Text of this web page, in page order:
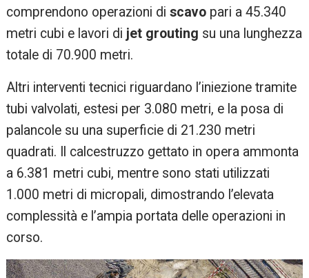
comprendono operazioni discavo pari a 45.340
metri cubi e lavori di jet grouting su una lunghezza
totale di 70.900 metri.
Altri interventi tecnici riguardano l’iniezione tramite
tubi valvolati, estesi per 3.080 metri, e la posa di
palancole su una superficie di 21.230 metri
quadrati. Il calcestruzzo gettato in opera ammonta
a 6.381 metri cubi, mentre sono stati utilizzati
1.000 metri di micropali, dimostrando l’elevata
complessità e l’ampia portata delle operazioni in
corso.